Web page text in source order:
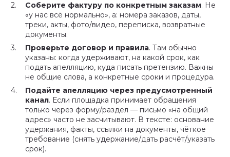
Соберите фактуру по конкретным заказам. Не
«у нас всё нормально», а: номера заказов, даты,
треки, акты, фото/видео, переписка, возвратные
документы.
Проверьте договор и правила. Там обычно
указаны: когда удерживают, на какой срок, как
подать апелляцию, куда писать претензию. Важны
не общие слова, а конкретные сроки и процедура.
Подайте апелляцию через предусмотренный
канал. Если площадка принимает обращения
только через форму/раздел — письмо «на общий
адрес» часто не засчитывают. В тексте: основание
удержания, факты, ссылки на документы, чёткое
требование (снять удержание/дать расчёт/указать
срок).